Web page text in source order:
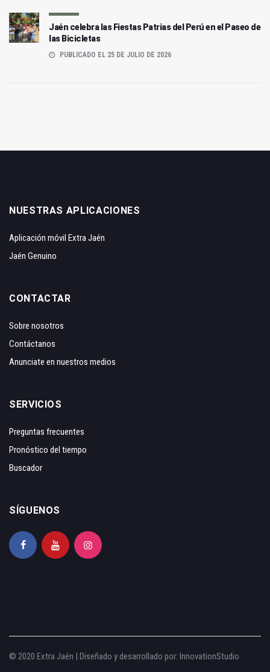
Jaén celebra las Fiestas Patrias del Perú en el Paseo de
las Bicicletas
PUBLICADO EL 25 DE JULIO DE 2026
NUESTRAS APLICACIONES
Aplicación móvil Extra Jaén
Jaén Genuino
CONTACTAR
Sobre nosotros
Contáctanos
Anunciate en nuestros medios
SERVICIOS
Preguntas frecuentes
Pronóstico del tiempo
Buscador
SÍGUENOS
© 2020 Extra Jaén | Diseñado y desarrollado por: InnovationStudio